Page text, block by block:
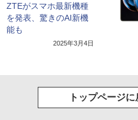
ZTEがスマホ最新機種
を発表、驚きのAI新機
能も
2025年3月4日
トップページに